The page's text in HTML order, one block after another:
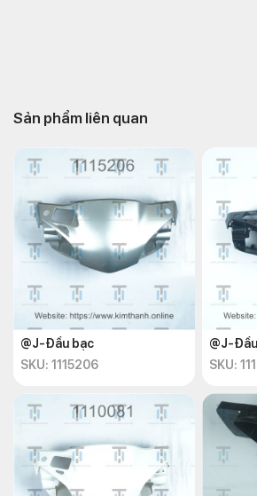
Sản phẩm liên quan
@J-Đầu bạc
SKU: 1115206
@J-
SKU: